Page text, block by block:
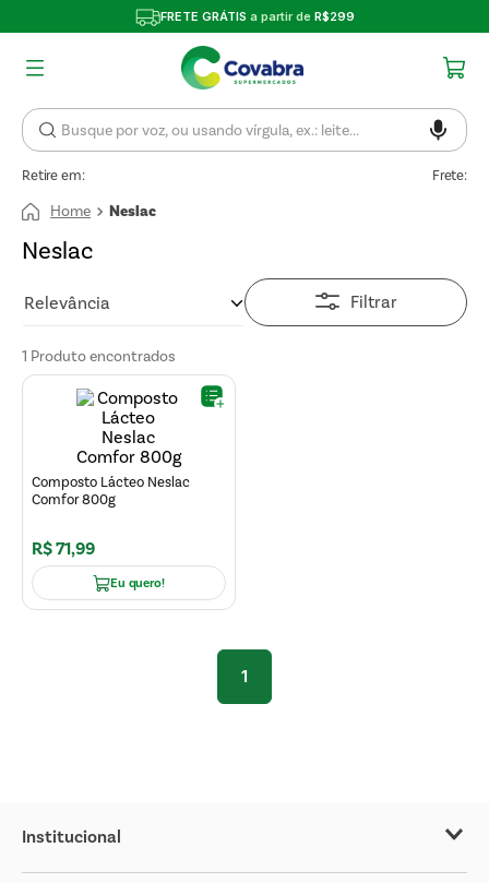
FRETE GRÁTIS a partir de R$299
Retire em: Frete:
Neslac
Neslac
Relevância Filtrar
1 Produto
Composto Lácteo Neslac
Comfor 800g
R$71,99
Eu quero!
1
Institucional
Sobre o Covabra